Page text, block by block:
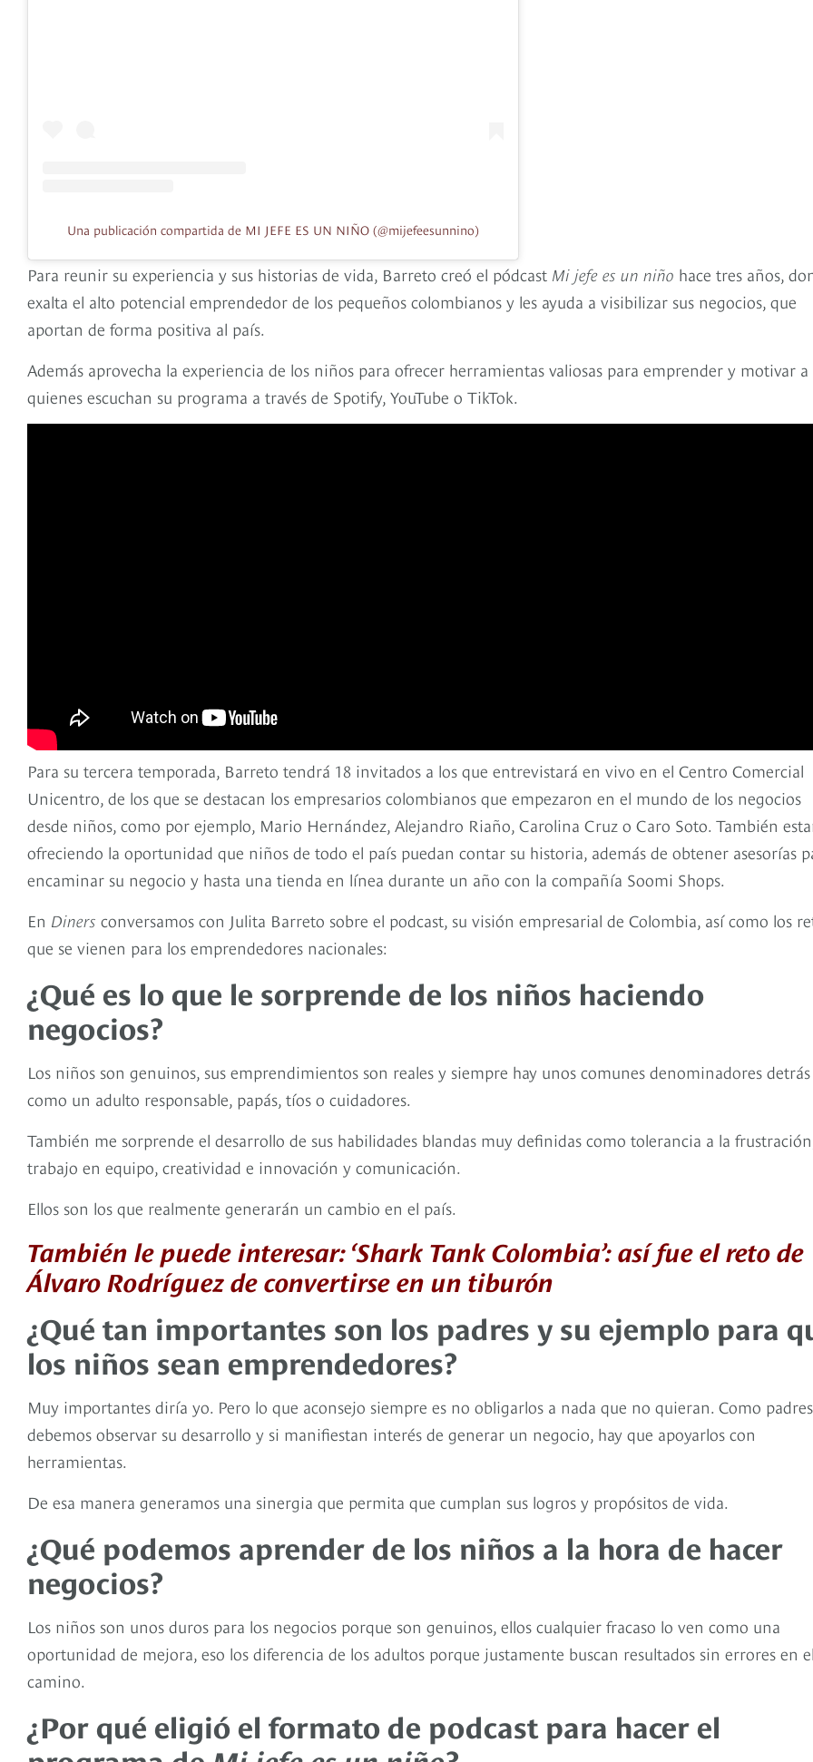
Una publicación compartida de MI JEFE ES UN NIÑO (@mijefeesunnino)
Para reunir su experiencia y sus historias de vida, Barreto creó el pódcast Mi jefe es un niño hace tres años,
exalta el alto potencial emprendedor de los pequeños colombianos y les ayuda a visibilizar sus negocios, que
aportan de forma positiva al país.
Además aprovecha la experiencia de los niños para ofrecer herramientas valiosas para emprender y motivar a
quienes escuchan su programa a través de Spotify, YouTube o TikTok.
Para su tercera temporada, Barreto tendrá 18 invitados a los que entrevistará en vivo en el Centro Comercial
Unicentro, de los que se destacan los empresarios colombianos que empezaron en el mundo de los negocios
desde niños, como por ejemplo, Mario Hernández, Alejandro Riaño, Carolina Cruz o Caro Soto. También
ofreciendo la oportunidad que niños de todo el país puedan contar su historia, además de obtener asesorías
encaminar su negocio y hasta una tienda en línea durante un año con la compañía Soomi Shops.
En Diners conversamos con Julita Barreto sobre el podcast, su visión empresarial de Colombia, así como los
que se vienen para los emprendedores nacionales:
¿Qué es lo que le sorprende de los niños haciendo
negocios?
Los niños son genuinos, sus emprendimientos son reales y siempre hay unos comunes denominadores detrás
como un adulto responsable, papás, tíos o cuidadores.
También me sorprende el desarrollo de sus habilidades blandas muy definidas como tolerancia a la
trabajo en equipo, creatividad e innovación y comunicación.
Ellos son los que realmente generarán un cambio en el país.
También le puede interesar: ‘Shark Tank Colombia’: así fue el reto de
Álvaro Rodríguez de convertirse en un tiburón
¿Qué tan importantes son los padres y su ejemplo para
los niños sean emprendedores?
Muy importantes diría yo. Pero lo que aconsejo siempre es no obligarlos a nada que no quieran. Como padres
debemos observar su desarrollo y si manifiestan interés de generar un negocio, hay que apoyarlos con
herramientas.
De esa manera generamos una sinergia que permita que cumplan sus logros y propósitos de vida.
¿Qué podemos aprender de los niños a la hora de hacer
negocios?
Los niños son unos duros para los negocios porque son genuinos, ellos cualquier fracaso lo ven como una
oportunidad de mejora, eso los diferencia de los adultos porque justamente buscan resultados sin errores en
camino.
¿Por qué eligió el formato de podcast para hacer el